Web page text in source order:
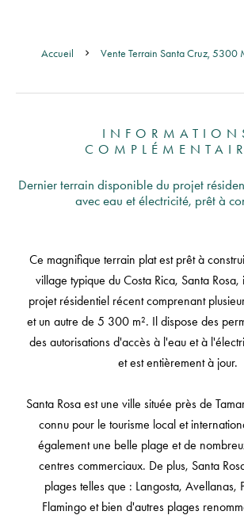
Accueil Vente Terrain Santa Cruz, 5300
Dernier terrain disponible du projet
avec eau et électricité, prêt à
Ce magnifique terrain plat est prêt à
village typique du Costa Rica, Santa
projet résidentiel récent comprenant
et un autre de 5 300 m². Il dispose des
des autorisations d'accès à l'eau et à
et est entièrement à jour.
Santa Rosa est une ville située près de
connu pour le tourisme local et
également une belle plage et de
centres commerciaux. De plus, Santa
plages telles que : Langosta, Avellanas,
Flamingo et bien d'autres plages